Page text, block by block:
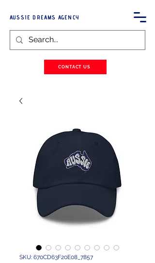
AUSSIE DREAMS AGENCY
CONTACT US
SKU: 670CD63F20E08_7857